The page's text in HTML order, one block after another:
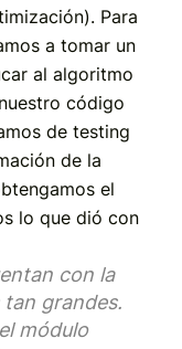
Para
a tomar un
al algoritmo
código
de testing
de la
el
lo que dió con
con la
grandes.
módulo